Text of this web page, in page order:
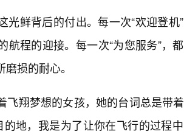
光鲜背后的付出。每一次“欢迎登机
航程的迎接。每一次“为您服务”，
损的耐心。
飞翔梦想的女孩，她的台词总是带
的地，我是为了让你在飞行的过程